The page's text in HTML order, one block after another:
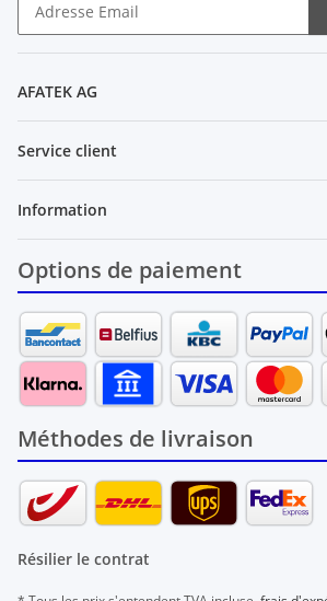
AFATEK AG
Service client
Information
Options de paiement
Méthodes de livraison
Résilier le contrat